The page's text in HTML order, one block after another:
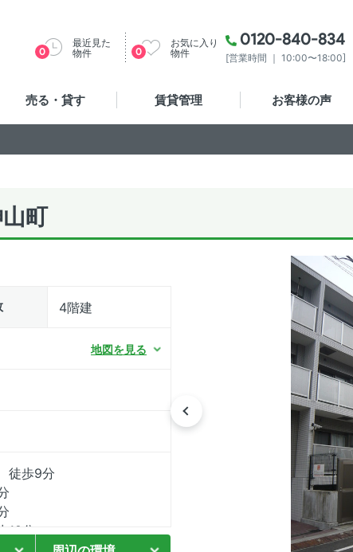
0120-840-834
[営業時間 ｜ 10:00〜18:00]
最近見た
物件
0
お気に入り
物件
0
売る・貸す 賃貸管理 お客様の声
町
4階建
地図を見る
徒歩9分
18分